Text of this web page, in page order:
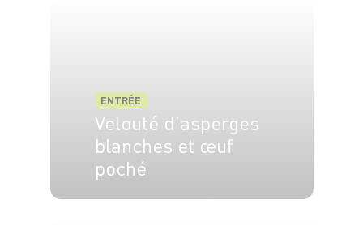
ENTRÉE
Velouté d’asperges
blanches et œuf
poché